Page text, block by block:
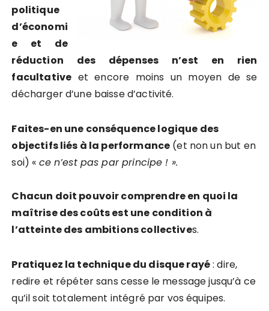
politique
d’économi
e et de
réduction des dépenses n’est en rien
facultative et encore moins un moyen de se
décharger d’une baisse d’activité.
Faites-en une conséquence logique des
objectifs liés à la performance (et non un but en
soi) « ce n’est pas par principe ! ».
Chacun doit pouvoir comprendre en quoi la
maîtrise des coûts est une condition à
l’atteinte des ambitions collectives.
Pratiquez la technique du disque rayé: dire,
redire et répéter sans cesse le message jusqu’à ce
qu’il soit totalement intégré par vos équipes.